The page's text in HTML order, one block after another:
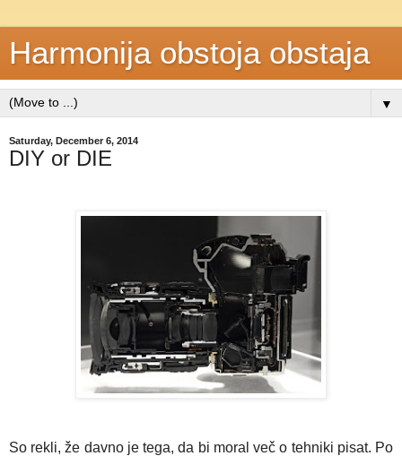
Harmonija obstoja obstaja
▼
Saturday, December 6, 2014
DIY or DIE
So rekli, že davno je tega, da bi moral več o tehniki pisat. Po